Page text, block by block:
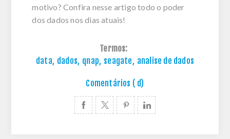
motivo? Confira nesse artigo todo o poder
dos dados nos dias atuais!
Termos:
data, dados, qnap, seagate, analise de dados
Comentários ( d)